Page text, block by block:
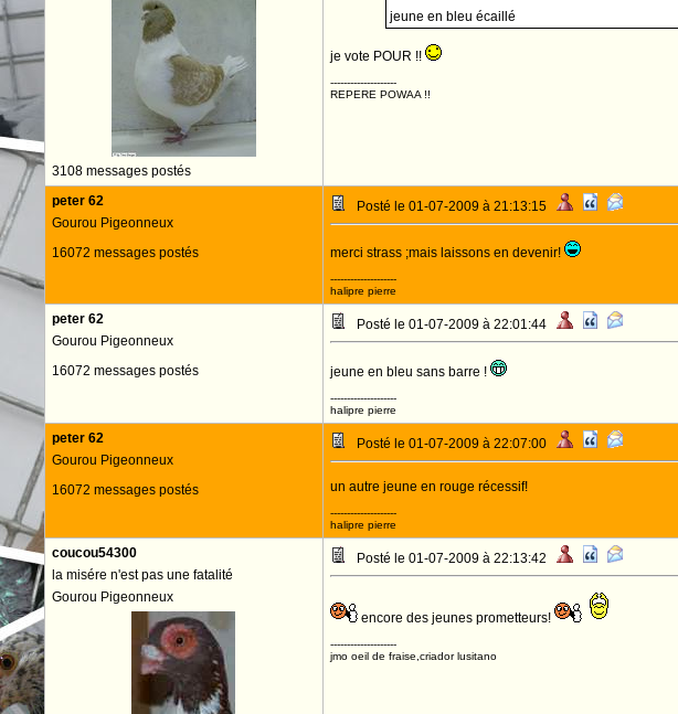
3108 messages postés
jeune en bleu écaillé
je vote POUR !!
--------------------
REPERE POWAA !!
peter 62
Gourou Pigeonneux
16072 messages postés
Posté le 01-07-2009 à 21:13:15
merci strass ;mais laissons en devenir!
--------------------
halipre pierre
peter 62
Gourou Pigeonneux
16072 messages postés
Posté le 01-07-2009 à 22:01:44
jeune en bleu sans barre !
--------------------
halipre pierre
peter 62
Gourou Pigeonneux
16072 messages postés
Posté le 01-07-2009 à 22:07:00
un autre jeune en rouge récessif!
--------------------
halipre pierre
coucou54300
la misére n'est pas une fatalité
Gourou Pigeonneux
Posté le 01-07-2009 à 22:13:42
encore des jeunes prometteurs!
--------------------
jmo oeil de fraise,criador lusitano